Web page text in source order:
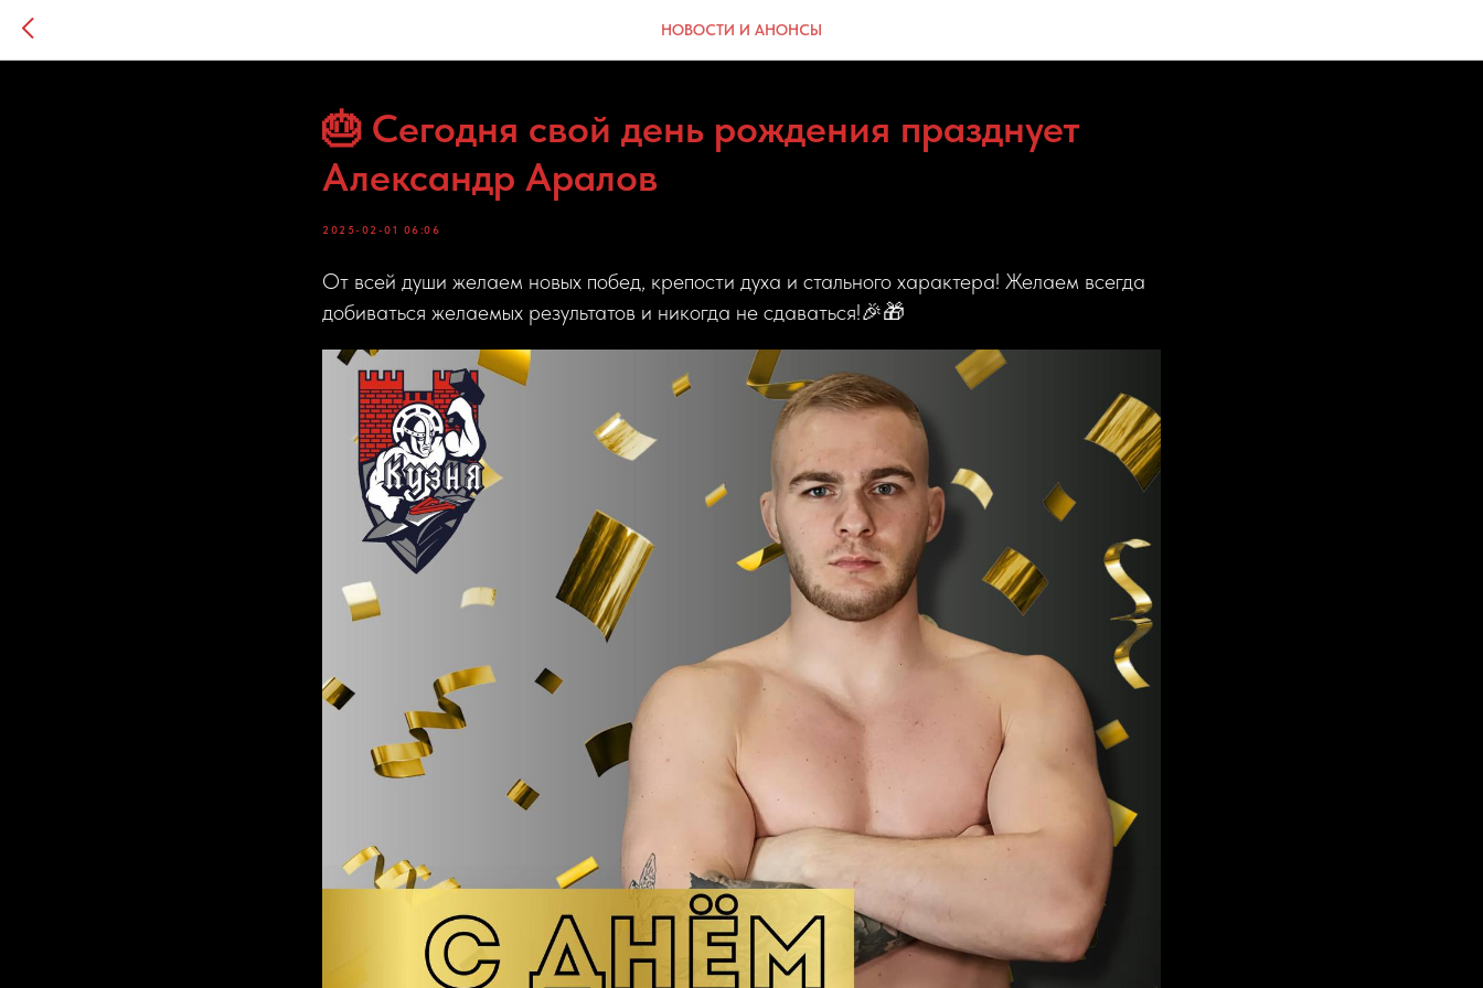
НОВОСТИ И АНОНСЫ
🎂 Сегодня свой день рождения празднует
Александр Аралов
2025-02-01 06:06
От всей души желаем новых побед, крепости духа и стального характера! Желаем всегда
добиваться желаемых результатов и никогда не сдаваться!🎉🎁